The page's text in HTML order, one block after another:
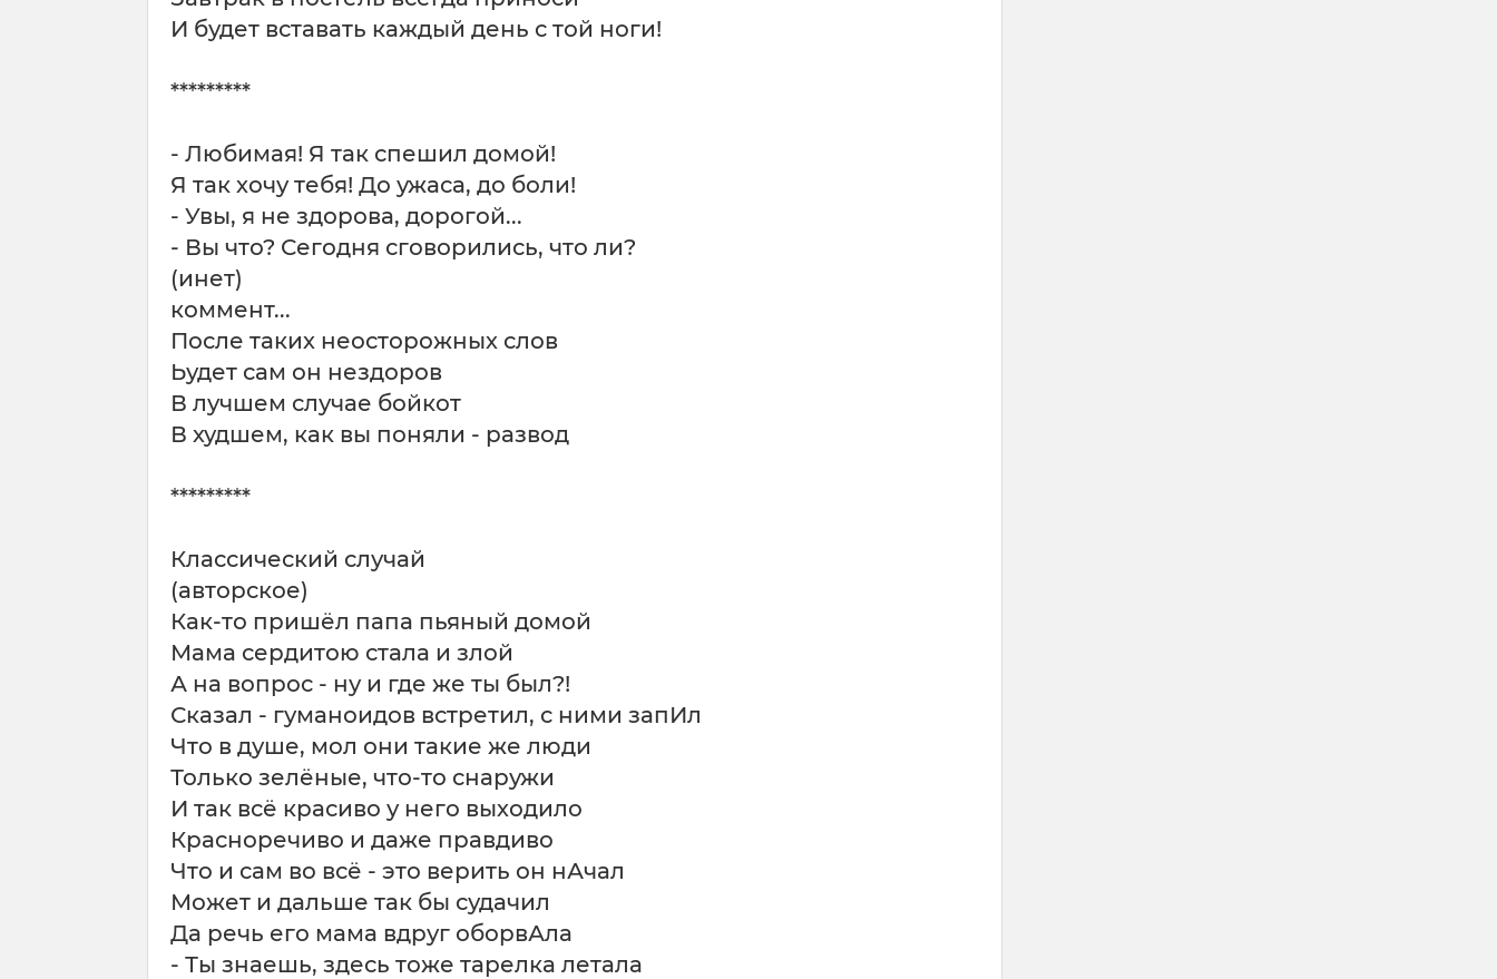
И будет вставать каждый день с той ноги!
*********
- Любимая! Я так спешил домой!
Я так хочу тебя! До ужаса, до боли!
- Увы, я не здорова, дорогой...
- Вы что? Сегодня сговорились, что ли?
(инет)
коммент...
После таких неосторожных слов
Ьудет сам он нездоров
В лучшем случае бойкот
В худшем, как вы поняли - развод
*********
Классический случай
(авторское)
Как-то пришёл папа пьяный домой
Мама сердитою стала и злой
А на вопрос - ну и где же ты был?!
Сказал - гуманоидов встретил, с ними запИл
Что в душе, мол они такие же люди
Только зелёные, что-то снаружи
И так всё красиво у него выходило
Красноречиво и даже правдиво
Что и сам во всё - это верить он нАчал
Может и дальше так бы судачил
Да речь его мама вдруг оборвАла
- Ты знаешь, здесь тоже тарелка летала